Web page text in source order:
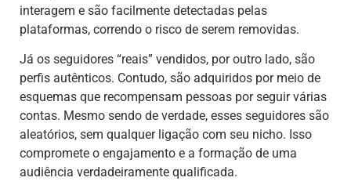
interagem e são facilmente detectadas pelas
plataformas, correndo o risco de serem removidas.
Já os seguidores “reais” vendidos, por outro lado, são
perfis autênticos. Contudo, são adquiridos por meio de
esquemas que recompensam pessoas por seguir várias
contas. Mesmo sendo de verdade, esses seguidores são
aleatórios, sem qualquer ligação com seu nicho. Isso
compromete o engajamento e a formação de uma
audiência verdadeiramente qualificada.